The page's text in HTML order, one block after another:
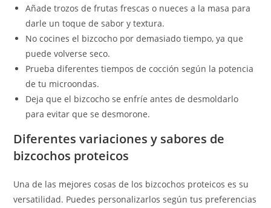
Añade trozos de frutas frescas o nueces a la masa para
darle un toque de sabor y textura.
No cocines el bizcocho por demasiado tiempo, ya que
puede volverse seco.
Prueba diferentes tiempos de cocción según la potencia
de tu microondas.
Deja que el bizcocho se enfríe antes de desmoldarlo
para evitar que se desmorone.
Diferentes variaciones y sabores de
bizcochos proteicos
Una de las mejores cosas de los bizcochos proteicos es su
versatilidad. Puedes personalizarlos según tus preferencias